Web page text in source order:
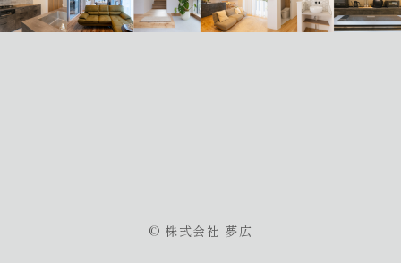
© 株式会社 夢広